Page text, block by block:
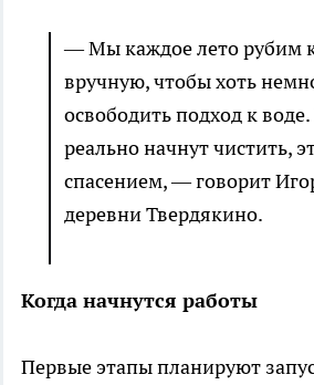
— Мы каждое лето рубим
вручную, чтобы хоть
освободить подход к
реально начнут чистить,
спасением, — говорит
деревни Твердякино.
Когда начнутся работы
Первые этапы планируют